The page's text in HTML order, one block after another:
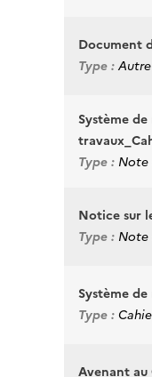
Document
Type :Autre
Système
Type :
Notice sur
Type :
Système
Type :
Avenant au